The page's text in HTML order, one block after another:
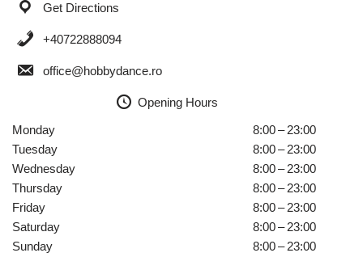
Get Directions
+40722888094
office@hobbydance.ro
Opening Hours
Monday
8:00 – 23:00
Tuesday
8:00 – 23:00
Wednesday
8:00 – 23:00
Thursday
8:00 – 23:00
Friday
8:00 – 23:00
Saturday
8:00 – 23:00
Sunday
8:00 – 23:00